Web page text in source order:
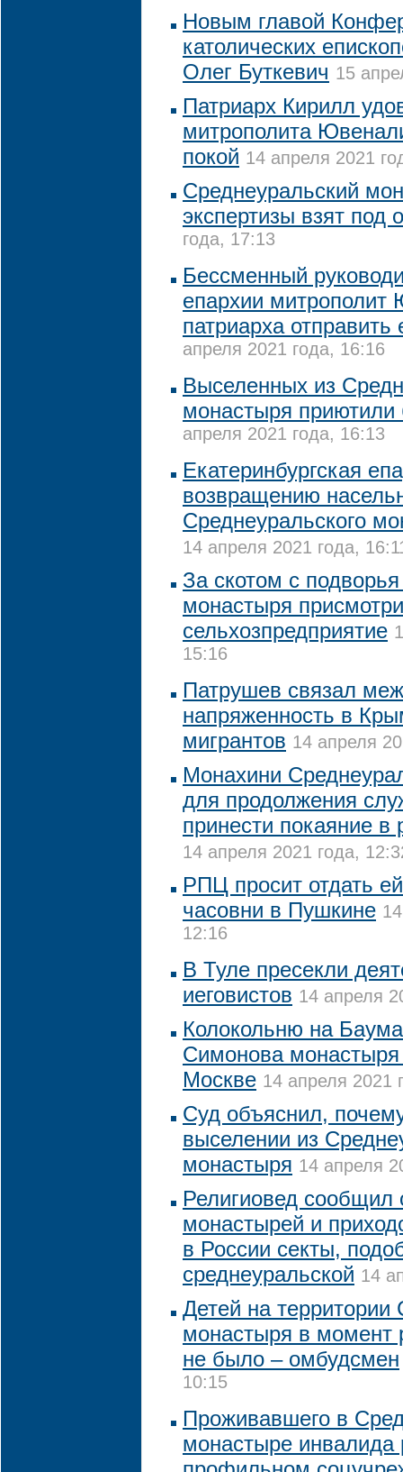
Новым главой
католических
Олег Буткевич 15
Патриарх Кирилл
митрополита
покой 14 апреля 2021
Среднеуральский
экспертизы взят под
года, 17:13
Бессменный
епархии митрополит
патриарха отправить
апреля 2021 года, 16:16
Выселенных из
монастыря приютили
апреля 2021 года, 16:13
Екатеринбургская
возвращению
Среднеуральского
14 апреля 2021 года,
За скотом с
монастыря
сельхозпредприятие
15:16
Патрушев связал
напряженность в
мигрантов 14 апреля
Монахини
для продолжения
принести покаяние в
14 апреля 2021 года,
РПЦ просит отдать
часовни в Пушкине
12:16
В Туле пресекли
иеговистов 14 апреля
Колокольню на
Симонова монастыря
Москве 14 апреля 2021
Суд объяснил,
выселении из
монастыря 14 апреля
Религиовед сообщил
монастырей и
в России секты,
среднеуральской 14
Детей на территории
монастыря в момент
не было – омбудсмен
10:15
Проживавшего в
монастыре инвалида